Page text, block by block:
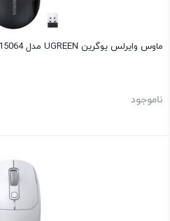
ماوس وایرلس یوگرین UGREEN مدل MU006-15064
ناموجود